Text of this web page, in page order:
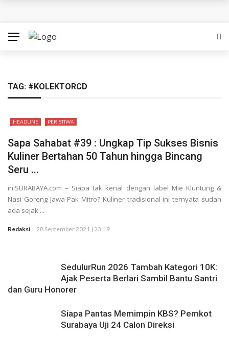
Berlari Sambil Bantu Santri dan Guru Honorer
Dimulai dari Dapur Rumah
Nahkoda Baru PDAM Surya Sembada Langsung
Dihadapkan Misi Berat, Perbaiki Layanan hingga Kinerja
Felicia Juara The Icon Indonesia 2026: Tampil Memukau
TAG: #KOLEKTORCD
HEADLINE PERISTIWA
Sapa Sahabat #39 : Ungkap Tip Sukses Bisnis
Kuliner Bertahan 50 Tahun hingga Bincang
Seru ...
iniSURABAYA.com – Siapa tak kenal dengan label Mie Kluntung &
Nasi Goreng Jawa Pak Mitro? Kuliner tradisional ini ternyata sudah
ada sejak ...
Redaksi 28 September 2021 | 23:19
SedulurRun 2026 Tambah Kategori 10K:
Ajak Peserta Berlari Sambil Bantu Santri
dan Guru Honorer
Siapa Pantas Memimpin KBS? Pemkot
Surabaya Uji 24 Calon Direksi